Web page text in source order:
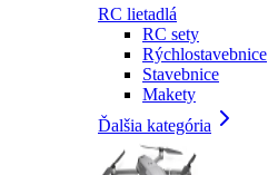
RC lietadlá
RC sety
Rýchlostavebnice
Stavebnice
Makety
Ďalšia kategória